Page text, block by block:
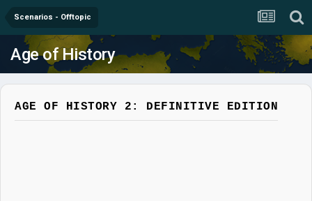
Scenarios - Offtopic
Age of History
AGE OF HISTORY 2: DEFINITIVE EDITION